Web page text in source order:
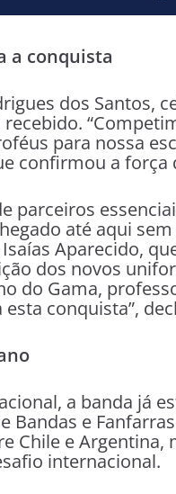
a conquista
dos Santos,
para nossa
confirmou a força
parceiros
até aqui
Aparecido,
dos novos
do Gama,
conquista”,
a banda já
Bandas e
Chile e Argentina,
internacional.